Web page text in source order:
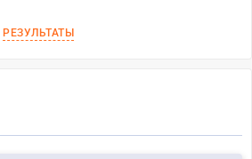
РЕЗУЛЬТАТЫ